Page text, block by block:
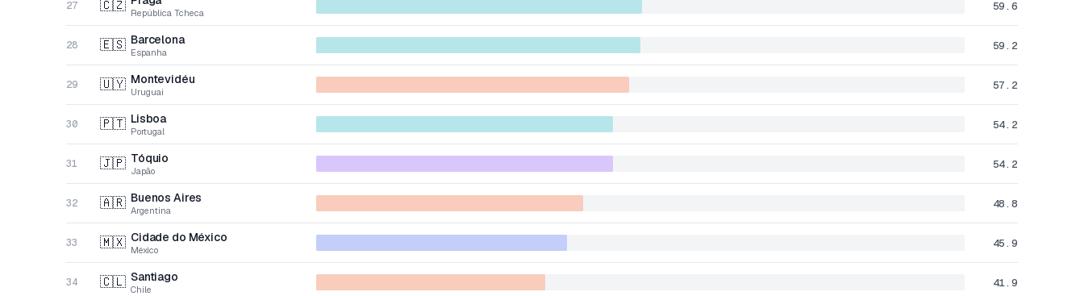
27 🇨🇿 República Tcheca
59.6
28 🇪🇸 Barcelona
Espanha
59.2
29 🇺🇾 Montevidéu
Uruguai
57.2
30 🇵🇹 Lisboa
Portugal
54.2
31 🇯🇵 Tóquio
Japão
54.2
32 🇦🇷 Buenos Aires
Argentina
48.8
33 🇲🇽 Cidade do México
México
45.9
34 🇨🇱 Santiago
Chile
41.9